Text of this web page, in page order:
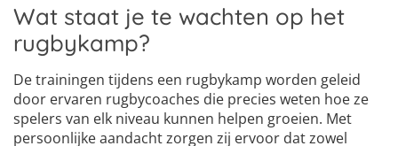
Wat staat je te wachten op het
rugbykamp?
De trainingen tijdens een rugbykamp worden geleid
door ervaren rugbycoaches die precies weten hoe ze
spelers van elk niveau kunnen helpen groeien. Met
persoonlijke aandacht zorgen zij ervoor dat zowel